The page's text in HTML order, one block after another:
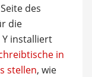
des
die
installiert
in
stellen, wie